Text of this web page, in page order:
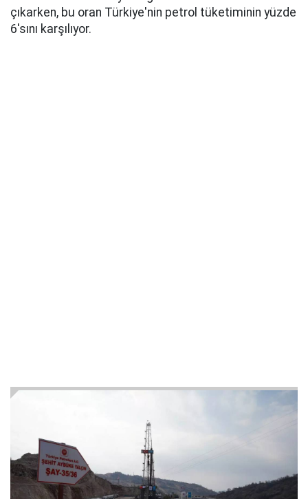
çıkarken, bu oran Türkiye'nin petrol tüketiminin yüzde
6'sını karşılıyor.